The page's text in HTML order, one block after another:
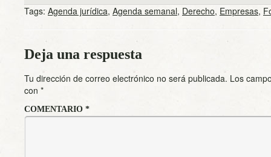
Tags: Agenda jurídica, Agenda semanal, Derecho, Empresas,
Deja una respuesta
Tu dirección de correo electrónico no será publicada. Los
con *
COMENTARIO *